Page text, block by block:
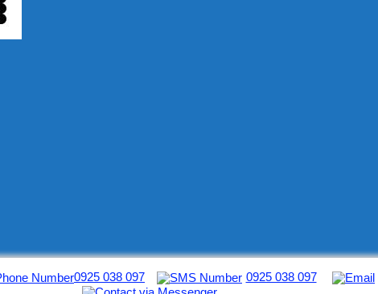
0925 038 097 0925 038 097